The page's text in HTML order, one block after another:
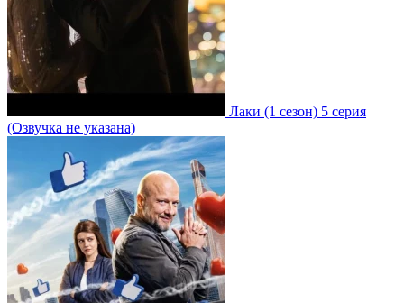
Лаки (1 сезон) 5 серия
(Озвучка не указана)